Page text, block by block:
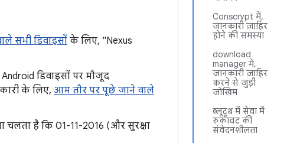
Conscrypt में,
जानकारी ज़ाहिर
होने की समस्या
download
manager में,
जानकारी ज़ाहिर
करने से जुड़ी
जोखिम
ब्लूटूथ में सेवा में
रुकावट की
संवेदनशीलता
सभी डिवाइसोंके लिए, "Nexus
डिवाइसों पर मौजूद
के लिए, आम तौर पर पूछे जाने वाले
है कि 01-11-2016 (और सुरक्षा